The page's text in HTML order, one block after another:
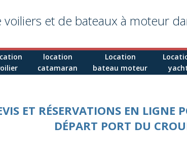
voiliers et de bateaux à moteur
location
catamaran
Location
bateau moteur
ET RÉSERVATIONS EN LIGNE
DÉPART PORT DU